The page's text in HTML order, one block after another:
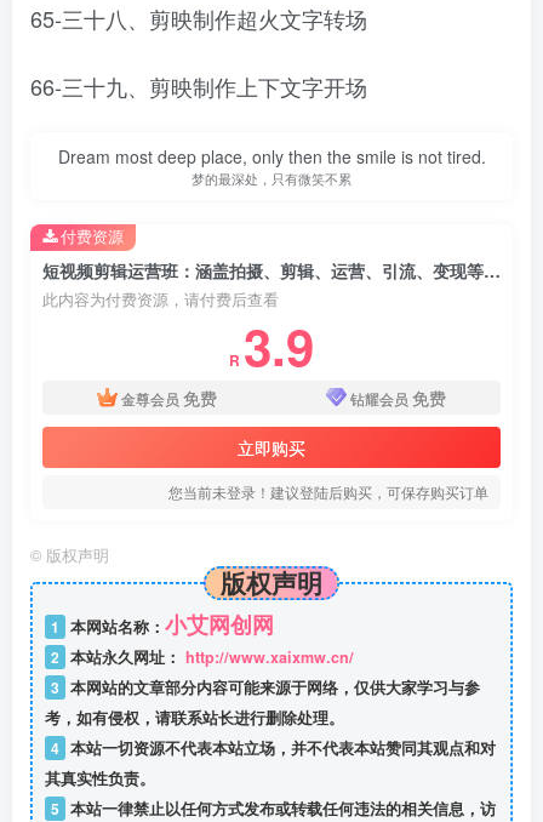
65-三十八、剪映制作超火文字转场
66-三十九、剪映制作上下文字开场
Dream most deep place, only then the smile is not tired.
梦的最深处，只有微笑不累
短视频剪辑运营班：涵盖拍摄、剪辑、运营、引流、变现等内容
此内容为付费资源，请付费后查看
R 3.9
金尊会员 免费 钻耀会员 免费
立即购买
您当前未登录！建议登陆后购买，可保存购买订单
付费资源
© 版权声明
版权声明
1 本网站名称： 小艾网创网
2 本站永久网址： http://www.xaixmw.cn/
3 本网站的文章部分内容可能来源于网络，仅供大家学习与参
考，如有侵权，请联系站长进行删除处理。
4 本站一切资源不代表本站立场，并不代表本站赞同其观点和对
其真实性负责。
5 本站一律禁止以任何方式发布或转载任何违法的相关信息，访